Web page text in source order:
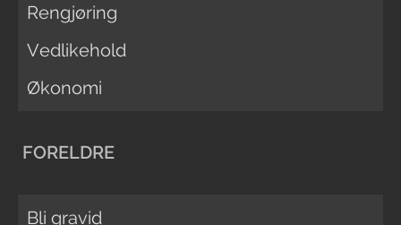
Rengjøring
Vedlikehold
Økonomi
FORELDRE
Bli gravid